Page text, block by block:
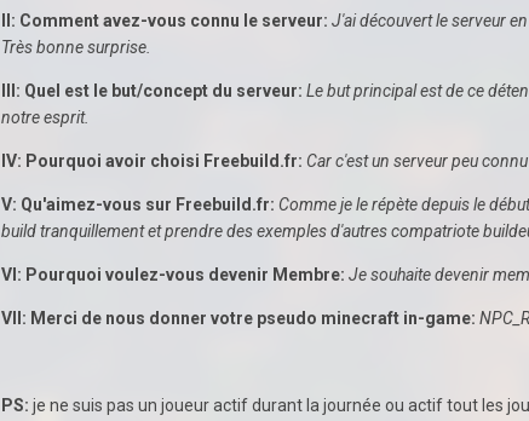
II: Comment avez-vous connu le serveur: J'ai découvert le serveur
Très bonne surprise.
III: Quel est le but/concept du serveur: Le but principal est de ce
notre esprit.
IV: Pourquoi avoir choisi Freebuild.fr: Car c'est un serveur peu
V: Qu'aimez-vous sur Freebuild.fr: Comme je le répète depuis le
build tranquillement et prendre des exemples d'autres compatriote
VI: Pourquoi voulez-vous devenir Membre: Je souhaite devenir
VII: Merci de nous donner votre pseudo minecraft in-game:
PS: je ne suis pas un joueur actif durant la journée ou actif tout les